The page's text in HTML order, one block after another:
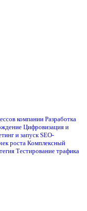
компании Разработка
Цифровизация и
и запуск SEO-
роста Комплексный
Тестирование трафика